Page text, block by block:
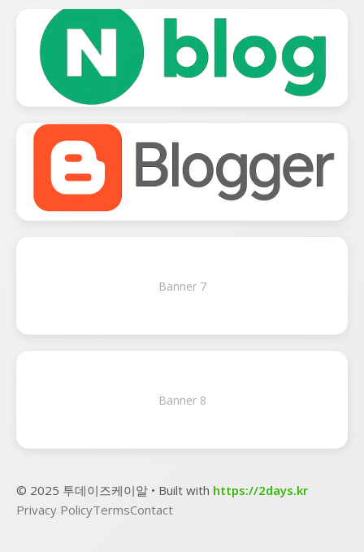
Banner 7
Banner 8
© 2025 투데이즈케이알 • Built with https://2days.kr
Privacy PolicyTermsContact